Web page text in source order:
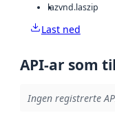
lazvnd.laszip
Last ned
API-ar som
Ingen registrerte